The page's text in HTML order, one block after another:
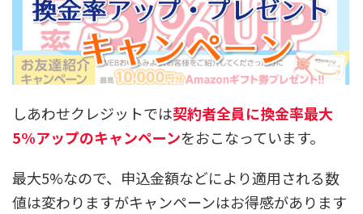
しあわせクレジットでは契約者全員に換金率最大
5%アップのキャンペーンをおこなっています。
最大5%なので、申込金額などにより適用される数
値は変わりますがキャンペーンはお得感があります